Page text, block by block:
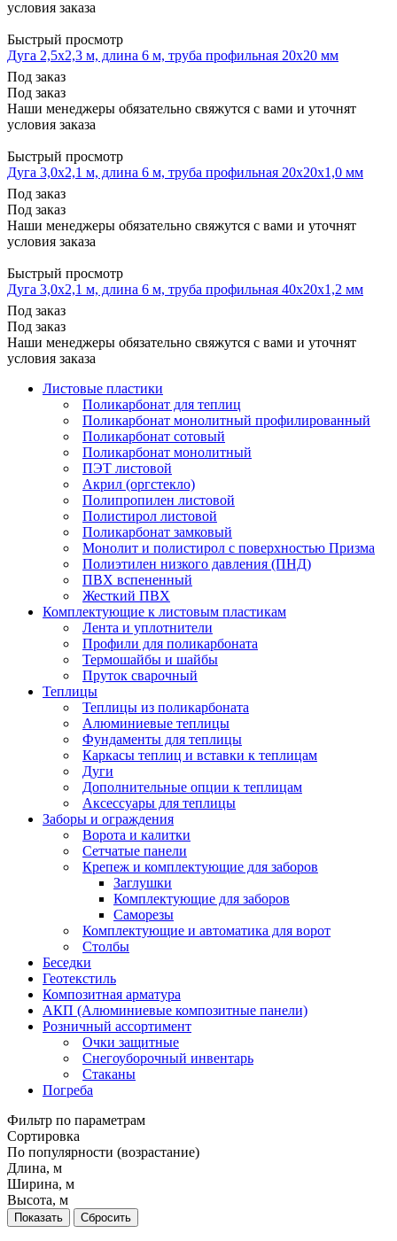
условия заказа
Быстрый просмотр
Дуга 2,5х2,3 м, длина 6 м, труба профильная 20х20 мм
Под заказ
Под заказ
Наши менеджеры обязательно свяжутся с вами и уточнят
условия заказа
Быстрый просмотр
Дуга 3,0х2,1 м, длина 6 м, труба профильная 20х20х1,0 мм
Под заказ
Под заказ
Наши менеджеры обязательно свяжутся с вами и уточнят
условия заказа
Быстрый просмотр
Дуга 3,0х2,1 м, длина 6 м, труба профильная 40х20х1,2 мм
Под заказ
Под заказ
Наши менеджеры обязательно свяжутся с вами и уточнят
условия заказа
Листовые пластики
Поликарбонат для теплиц
Поликарбонат монолитный профилированный
Поликарбонат сотовый
Поликарбонат монолитный
ПЭТ листовой
Акрил (оргстекло)
Полипропилен листовой
Полистирол листовой
Поликарбонат замковый
Монолит и полистирол с поверхностью Призма
Полиэтилен низкого давления (ПНД)
ПВХ вспененный
Жесткий ПВХ
Комплектующие к листовым пластикам
Лента и уплотнители
Профили для поликарбоната
Термошайбы и шайбы
Пруток сварочный
Теплицы
Теплицы из поликарбоната
Алюминиевые теплицы
Фундаменты для теплицы
Каркасы теплиц и вставки к теплицам
Дуги
Дополнительные опции к теплицам
Аксессуары для теплицы
Заборы и ограждения
Ворота и калитки
Сетчатые панели
Крепеж и комплектующие для заборов
Заглушки
Комплектующие для заборов
Саморезы
Комплектующие и автоматика для ворот
Столбы
Беседки
Геотекстиль
Композитная арматура
АКП (Алюминиевые композитные панели)
Розничный ассортимент
Очки защитные
Снегоуборочный инвентарь
Стаканы
Погреба
Фильтр по параметрам
Сортировка
По популярности (возрастание)
Длина, м
Ширина, м
Высота, м
Сбросить